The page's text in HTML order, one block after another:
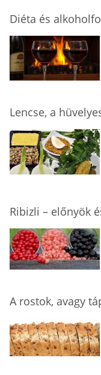
Diéta és
Lencse, a
Ribizli – előnyök
A rostok, avagy